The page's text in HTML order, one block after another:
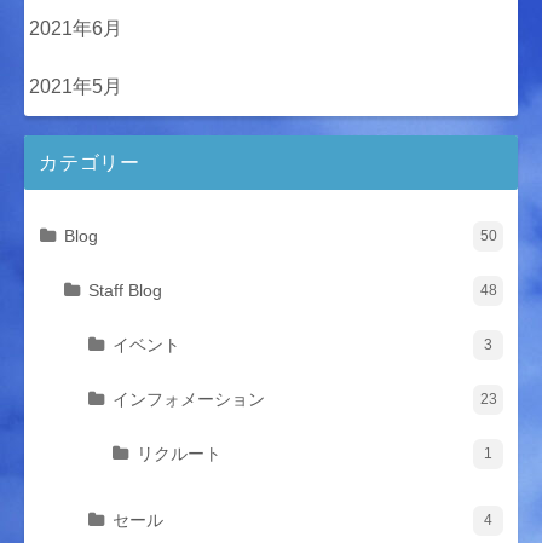
2021年6月
2021年5月
カテゴリー
Blog 50
Staff Blog 48
イベント 3
インフォメーション 23
リクルート 1
セール 4